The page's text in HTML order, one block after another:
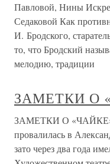
Павловой, Нины
Седаковой Как
И. Бродского,
то, что Бродский
мелодию, традиции
ЗАМЕТКИ О
ЗАМЕТКИ О
провалилась в
зато через два года